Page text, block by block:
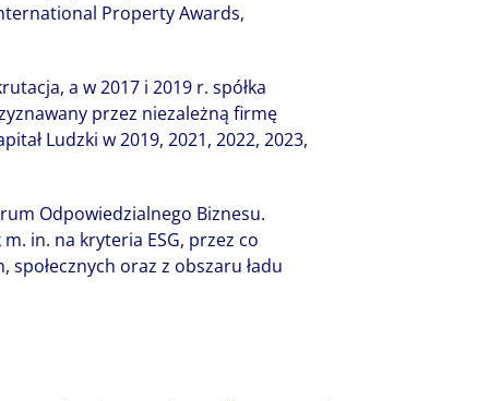
Property Awards,
a w 2017 i 2019 r. spółka
przez niezależną firmę
Ludzki w 2019, 2021, 2022, 2023,
Odpowiedzialnego Biznesu.
in. na kryteria ESG, przez co
oraz z obszaru ładu